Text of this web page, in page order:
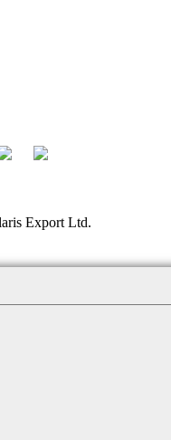
Export Ltd.